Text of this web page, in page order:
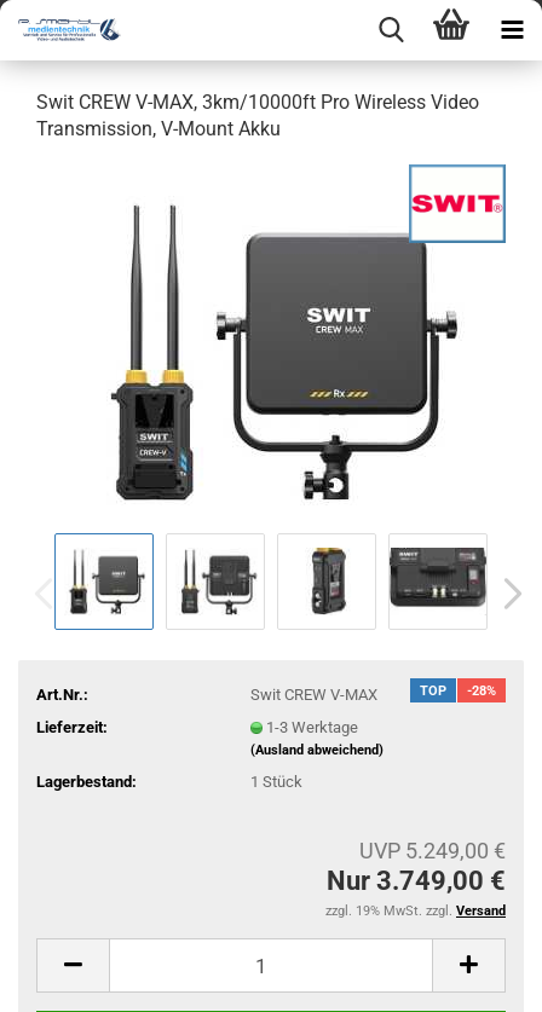
Swit CREW V-MAX, 3km/10000ft Pro Wireless Video
Transmission, V-Mount Akku
TOP -28%
Art.Nr.:
Swit CREW V-MAX
Lieferzeit:
1-3 Werktage
(Ausland abweichend)
Lagerbestand: 1 Stück
UVP 5.249,00 €
Nur 3.749,00 €
zzgl. 19% MwSt. zzgl. Versand